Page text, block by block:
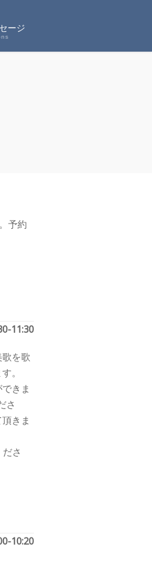
ージ
予約
11:30
を歌
。
きま
さ
きま
さ
10:20